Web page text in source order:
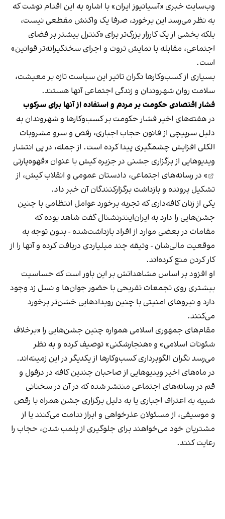
وب‌سایت خبری «آسیانیوز ایران» با اشاره به این اقدام نوشت که
به نظر می‌رسد این برخورد، صرفا یک واکنش مقطعی نیست،
بلکه بخشی از یک کارزار بزرگ‌تر برای «کنترل بیشتر بر فضای
اجتماعی، مقابله با نمایش ثروت و اجرای سختگیرانه‌تر قوانین»
است.
بسیاری از کسب‌وکارها نگران تاثیر این سیاست‌ تازه بر معیشت،
سلامت روان شهروندان و زندگی اجتماعی آنها هستند.
فشار اقتصادی حکومت بر مردم و استفاده از آنها برای سرکوب
در هفته‌های اخیر فشار حکومت بر کسب‌وکارها و شهروندان به
دلیل سرپیچی از قانون حجاب اجباری، رقص و سرو مشروبات
الکلی افزایش چشمگیری پیدا کرده است. از جمله، در پی انتشار
ویدیوهایی از برگزاری جشنی در جزیره کیش با عنوان «قهوه‌پارتی
» در رسانه‌های اجتماعی، دادستان عمومی و انقلاب کیش، از
تشکیل پرونده و بازداشت برگزارکنندگان آن خبر داد.
یکی از زنان کافه‌داری که تجربه برخورد عوامل انتظامی با چنین
جشن‌هایی را دارد به ایران‌اینترنشنال گفت شاهد بوده که
مقامات در بعضی موارد از افراد بازداشت‌‌شده - بدون توجه به
موقعیت مالی‌شان - وثیقه چند میلیاردی دریافت کرده و آنها را از
کار کردن منع کرده‌اند.
او افزود بر اساس مشاهداتش بر این باور است که حساسیت
بیشتری روی تجمعات تفریحی با حضور جوان‌ها و نسل زد وجود
دارد و نیروهای امنیتی با چنین رویدادهایی خشن‌تر برخورد
می‌کنند.
مقام‌های جمهوری اسلامی همواره چنین جشن‌هایی را «برخلاف
شئونات اسلامی» و «هنجارشکنی» توصیف کرده و به نظر
می‌رسد نگران الگوبرداری کسب‌وکارها از یکدیگر در این زمینه‌اند.
در ماه‌های اخیر ویدیوهایی از صاحبان چندین کافه در دزفول و
قم در رسانه‌های اجتماعی منتشر شده که در آن در سخنانی
شبیه به اعتراف اجباری یا به دلیل برگزاری جشن همراه با رقص
و موسیقی، از مسئولان عذرخواهی و ابراز ندامت می‌کنند یا از
مشتریان خود می‌خواهند برای جلوگیری از پلمب شدن، حجاب را
رعایت کنند.